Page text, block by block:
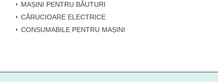
MAȘINI PENTRU BĂUTURI
CĂRUCIOARE ELECTRICE
CONSUMABILE PENTRU MAȘINI